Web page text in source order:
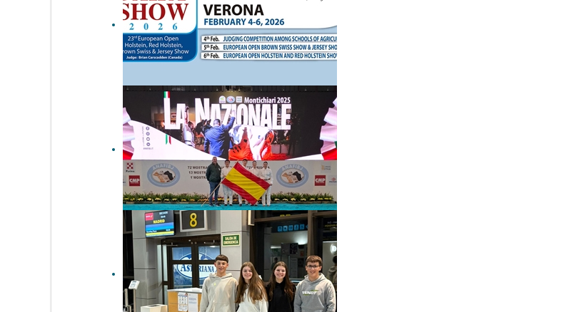
Italia acogerá Dairy Show
2026, el 23 Open Europeo de
razas Holstein, Holstein roja,
Parda y Jersey
Carlos Vega, campeón
absoluto del Open Junior
Show 2025 de Montichiari
(Italia)